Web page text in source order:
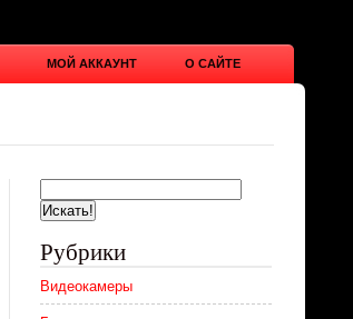
МОЙ АККАУНТ
О САЙТЕ
Рубрики
Видеокамеры